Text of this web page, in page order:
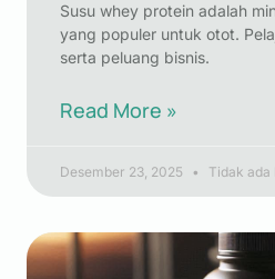
Susu whey protein adalah
yang populer untuk otot.
serta peluang bisnis.
Read More »
Desember 23, 2025 Tidak